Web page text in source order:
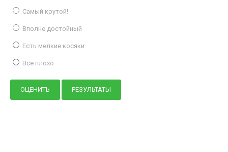
Самый крутой!
Вполне достойный
Есть мелкие косяки
Всё плохо